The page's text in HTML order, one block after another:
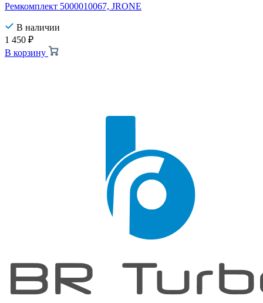
Ремкомплект 5000010067, JRONE
В наличии
1 450 ₽
В корзину